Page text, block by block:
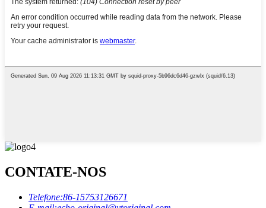
CONTATE-NOS
Telefone:86-15753126671